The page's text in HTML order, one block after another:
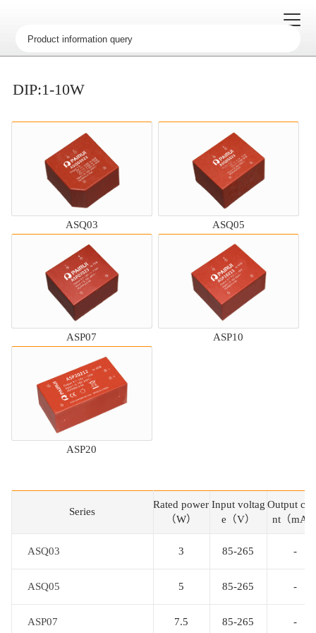
DIP:1-10W
ASQ03 ASQ05
ASP07 ASP10
ASP20
Series
Rated power
（W）
Input voltag
e（V）
Output
nt（mA
ASQ03 3 85-265 -
ASQ05 5 85-265 -
ASP07 7.5 85-265 -
Series
ASQ03
ASQ05
ASP07